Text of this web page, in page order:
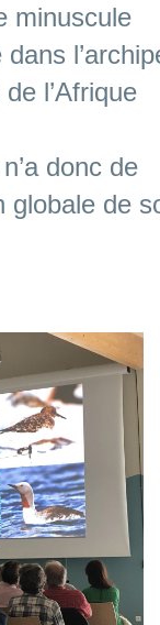
minuscule
l’Afrique
donc de
globale de